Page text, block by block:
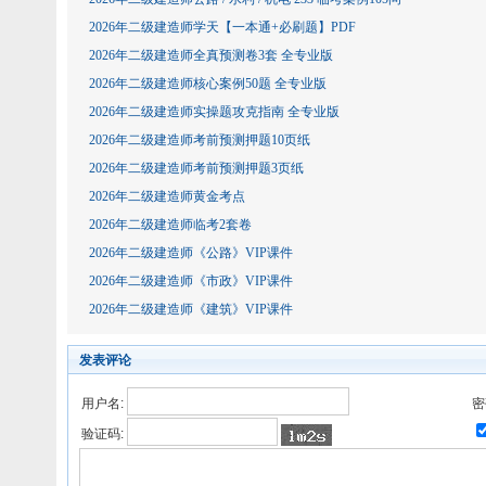
2026年二级建造师学天【一本通+必刷题】PDF
2026年二级建造师全真预测卷3套 全专业版
2026年二级建造师核心案例50题 全专业版
2026年二级建造师实操题攻克指南 全专业版
2026年二级建造师考前预测押题10页纸
2026年二级建造师考前预测押题3页纸
2026年二级建造师黄金考点
2026年二级建造师临考2套卷
2026年二级建造师《公路》VIP课件
2026年二级建造师《市政》VIP课件
2026年二级建造师《建筑》VIP课件
发表评论
用户名:
验证码: